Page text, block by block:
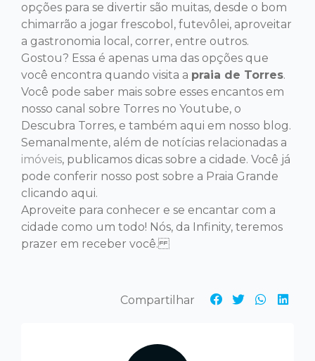
opções para se divertir são muitas, desde o bom
chimarrão a jogar frescobol, futevôlei, aproveitar
a gastronomia local, correr, entre outros.
Gostou? Essa é apenas uma das opções que
você encontra quando visita a praia de Torres.
Você pode saber mais sobre esses encantos em
nosso canal sobre Torres no Youtube, o
Descubra Torres, e também aqui em nosso blog.
Semanalmente, além de notícias relacionadas a
imóveis, publicamos dicas sobre a cidade. Você já
pode conferir nosso post sobre a Praia Grande
clicando aqui.
Aproveite para conhecer e se encantar com a
cidade como um todo! Nós, da Infinity, teremos
prazer em receber você.